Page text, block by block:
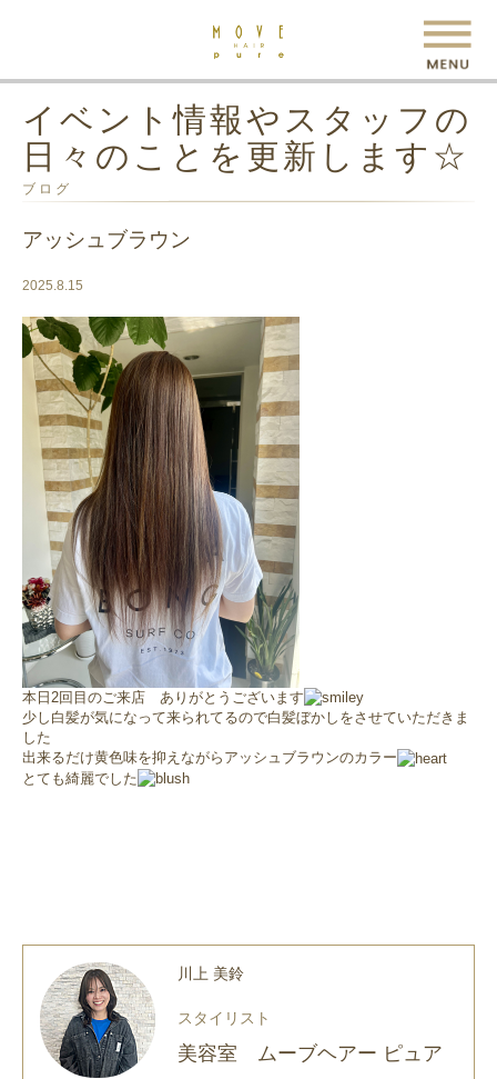
イベント情報やスタッフの
日々のことを更新します☆
ブログ
アッシュブラウン
2025.8.15
本日2回目のご来店 ありがとうございます
少し白髪が気になって来られてるので白髪ぼかしをさせていただきま
した
出来るだけ黄色味を抑えながらアッシュブラウンのカラー
とても綺麗でした
川上 美鈴
スタイリスト
美容室 ムーブヘアー ピュア